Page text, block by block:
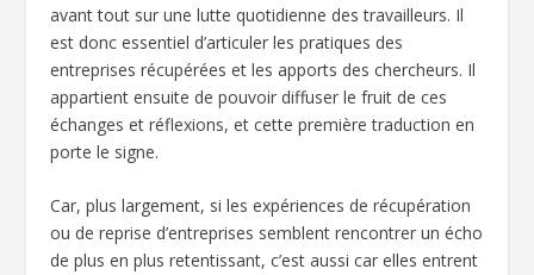
avant tout sur une lutte quotidienne des travailleurs. Il
est donc essentiel d’articuler les pratiques des
entreprises récupérées et les apports des chercheurs. Il
appartient ensuite de pouvoir diffuser le fruit de ces
échanges et réflexions, et cette première traduction en
porte le signe.
Car, plus largement, si les expériences de récupération
ou de reprise d’entreprises semblent rencontrer un écho
de plus en plus retentissant, c’est aussi car elles entrent